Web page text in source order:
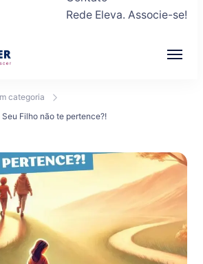
Rede Eleva. Associe-se!
categoria
Filho não te pertence?!